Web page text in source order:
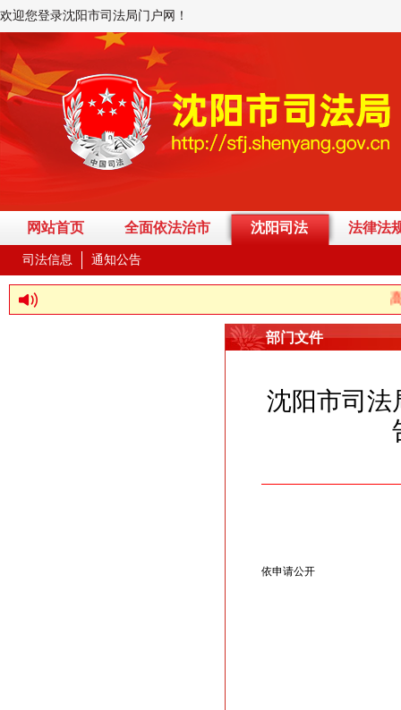
欢迎您登录沈阳市司法局门户网！
网站首页 全面依法治市 沈阳司法 法律法
司法信息 通知公告
高
部门文件
沈阳市司法
依申请公开